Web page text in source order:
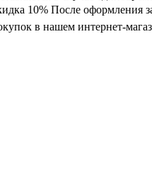
10% После
в нашем интернет-